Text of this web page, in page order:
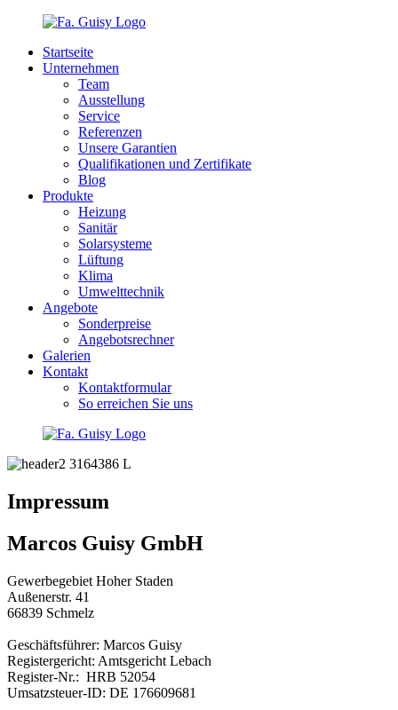
Startseite
Unternehmen
Team
Ausstellung
Service
Referenzen
Unsere Garantien
Qualifikationen und Zertifikate
Blog
Produkte
Heizung
Sanitär
Solarsysteme
Lüftung
Klima
Umwelttechnik
Angebote
Sonderpreise
Angebotsrechner
Galerien
Kontakt
Kontaktformular
So erreichen Sie uns
Impressum
Marcos Guisy GmbH
Gewerbegebiet Hoher Staden
Außenerstr. 41
66839 Schmelz
Geschäftsführer: Marcos Guisy
Registergericht: Amtsgericht Lebach
Register-Nr.: HRB 52054
Umsatzsteuer-ID: DE 176609681